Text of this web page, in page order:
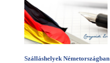
Szálláshelyek Németországban